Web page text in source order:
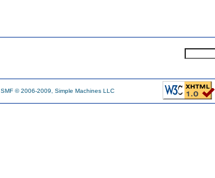
SMF © 2006-2009, Simple Machines LLC